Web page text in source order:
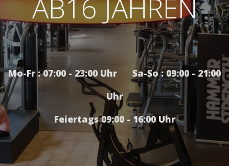
AB16 JAHREN
Mo-Fr : 07:00 - 23:00 Uhr Sa-So : 09:00 - 21:00
Uhr
Feiertags 09:00 - 16:00 Uhr